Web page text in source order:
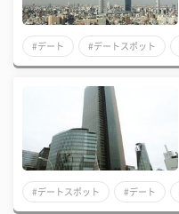
#デート #デートスポット
#デートスポット #デート